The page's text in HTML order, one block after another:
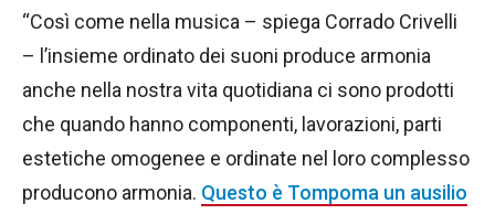
“Così come nella musica – spiega Corrado Crivelli
– l’insieme ordinato dei suoni produce armonia
anche nella nostra vita quotidiana ci sono prodotti
che quando hanno componenti, lavorazioni, parti
estetiche omogenee e ordinate nel loro complesso
producono armonia. Questo è Tompoma un ausilio